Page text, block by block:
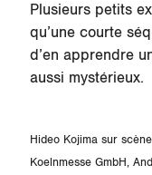
Plusieurs petits
qu’une courte
d’en apprendre
aussi mystérieux.
Hideo Kojima sur
Koelnmesse GmbH,